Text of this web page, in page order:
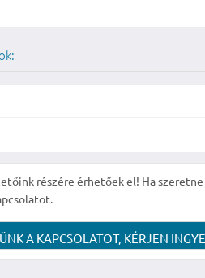
részére érhetőek el! Ha
A KAPCSOLATOT, KÉRJEN